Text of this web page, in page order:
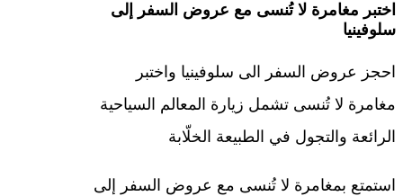
اختبر مغامرة لا تُنسى مع عروض السفر إلى
سلوفينيا
احجز عروض السفر الى سلوفينيا واختبر
مغامرة لا تُنسى تشمل زيارة المعالم السياحية
الرائعة والتجول في الطبيعة الخلّابة
استمتع بمغامرة لا تُنسى مع عروض السفر إلى